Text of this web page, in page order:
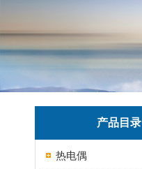
产品目录
热电偶